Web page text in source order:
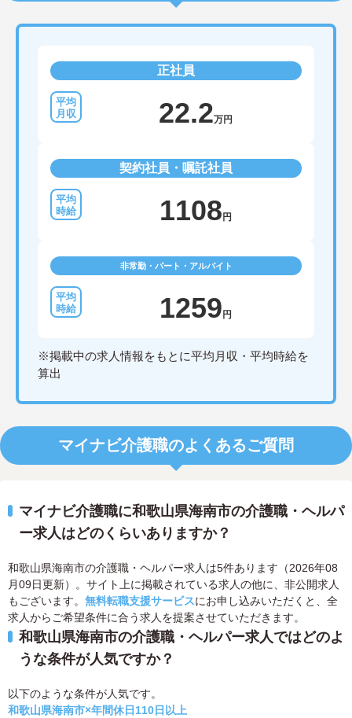
正社員
22.2万円
契約社員・嘱託社員
1108 円
非常勤・パート・アルバイト
1259 円
※掲載中の求人情報をもとに平均月収・平均時給を
算出
マイナビ介護職のよくあるご質問
マイナビ介護職に和歌山県海南市の介護職・ヘルパ
ー求人はどのくらいありますか？
和歌山県海南市の介護職・ヘルパー求人は5件あります（2026年08
月09日更新）。サイト上に掲載されている求人の他に、非公開求人
もございます。 無料転職支援サービスにお申し込みいただくと、全
求人からご希望条件に合う求人を提案させていただきます。
和歌山県海南市の介護職・ヘルパー求人ではどのよ
うな条件が人気ですか？
以下のような条件が人気です。
和歌山県海南市×年間休日110日以上